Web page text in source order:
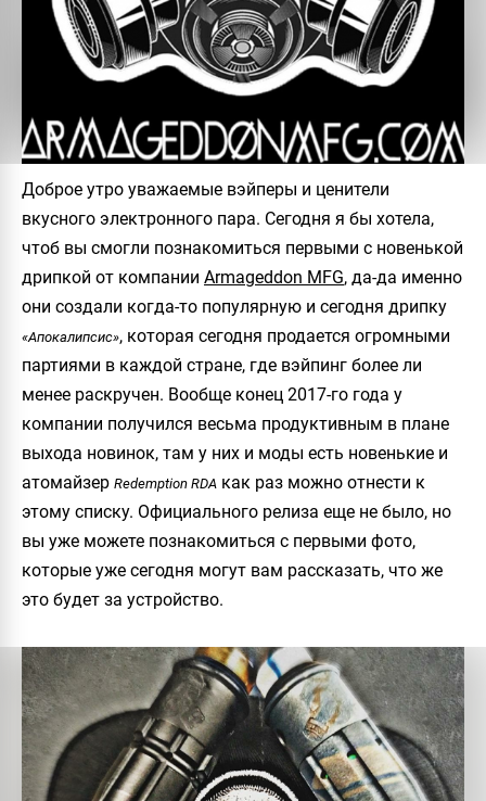
Доброе утро уважаемые вэйперы и ценители
вкусного электронного пара. Сегодня я бы хотела,
чтоб вы смогли познакомиться первыми с новенькой
дрипкой от компании Armageddon MFG, да-да именно
они создали когда-то популярную и сегодня дрипку
«Апокалипсис», которая сегодня продается огромными
партиями в каждой стране, где вэйпинг более ли
менее раскручен. Вообще конец 2017-го года у
компании получился весьма продуктивным в плане
выхода новинок, там у них и моды есть новенькие и
атомайзер Redemption RDA как раз можно отнести к
этому списку. Официального релиза еще не было, но
вы уже можете познакомиться с первыми фото,
которые уже сегодня могут вам рассказать, что же
это будет за устройство.